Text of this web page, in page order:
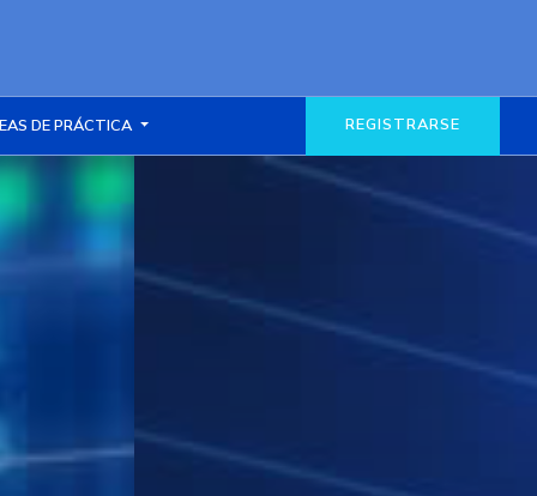
DE PRÁCTICA REGISTRARSE